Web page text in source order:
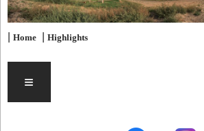
|Home |Highlights
≡